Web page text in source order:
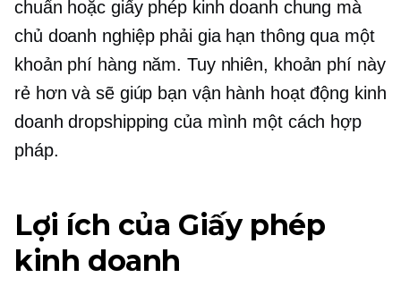
chuẩn hoặc giấy phép kinh doanh chung mà
chủ doanh nghiệp phải gia hạn thông qua một
khoản phí hàng năm. Tuy nhiên, khoản phí này
rẻ hơn và sẽ giúp bạn vận hành hoạt động kinh
doanh dropshipping của mình một cách hợp
pháp.
Lợi ích của Giấy phép
kinh doanh